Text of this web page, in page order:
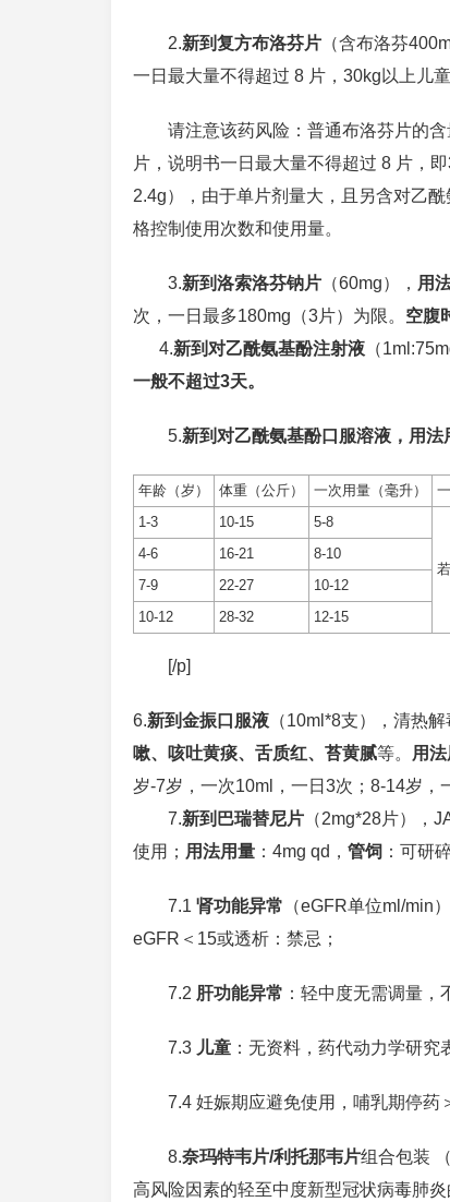
2.新到复方布洛芬片 （含布洛芬
一日最大量不得超过 8 片，30kg以上儿
请注意该药风险：普通布洛芬片的
片，说明书一日最大量不得超过 8 片，
2.4g），由于单片剂量大，且另含对乙
格控制使用次数和使用量。
3.新到洛索洛芬钠片 （60mg）， 用
次，一日最多180mg（3片）为限。 空腹
4.新到对乙酰氨基酚注射液 （
一般不超过3天。
5.新到对乙酰氨基酚口服溶液，用法
年龄（岁） 体重（公斤） 一次用量（毫升）
1-3
10-15 5-8
4-6 16-21
8-10
7-9
22-27
10-12
10-12
28-32 12-15
[/p]
6.新到金振口服液 （10ml*8支），清热解
嗽、咳吐黄痰、舌质红、苔黄腻等。 用
岁-7岁，一次10ml，一日3次；8-14岁，
7.新到巴瑞替尼片 （2mg*28片），
使用； 用法用量 ：4mg qd， 管饲 ：可研
7.1 肾功能异常 （eGFR单位ml/min
eGFR＜15或透析：禁忌；
7.2 肝功能异常 ：轻中度无需调量，
7.3 儿童 ：无资料，药代动力学研究
7.4 妊娠期应避免使用，哺乳期停药
8.奈玛特韦片/利托那韦片组合包装
高风险因素的轻至中度新型冠状病毒肺炎